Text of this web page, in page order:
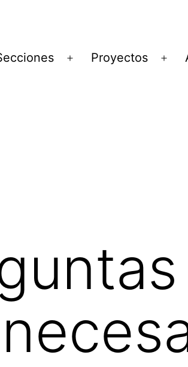
Abrir
Proyectos